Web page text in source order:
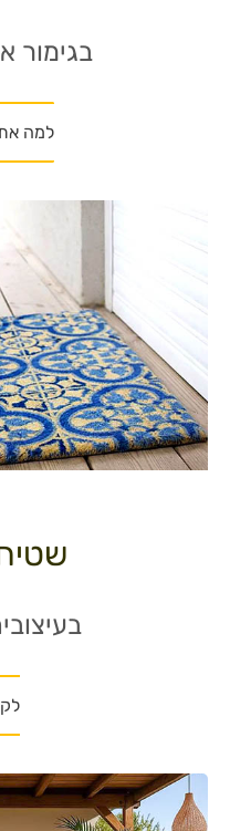
בגימור
למה